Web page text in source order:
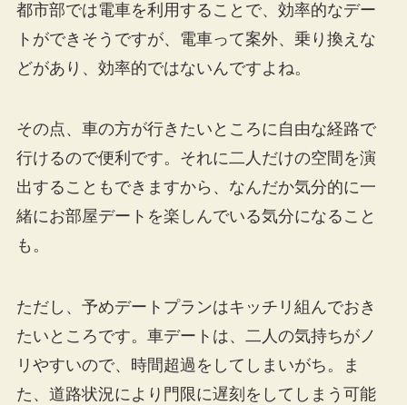
都市部では電車を利用することで、効率的なデー
トができそうですが、電車って案外、乗り換えな
どがあり、効率的ではないんですよね。
その点、車の方が行きたいところに自由な経路で
行けるので便利です。それに二人だけの空間を演
出することもできますから、なんだか気分的に一
緒にお部屋デートを楽しんでいる気分になること
も。
ただし、予めデートプランはキッチリ組んでおき
たいところです。車デートは、二人の気持ちがノ
リやすいので、時間超過をしてしまいがち。ま
た、道路状況により門限に遅刻をしてしまう可能